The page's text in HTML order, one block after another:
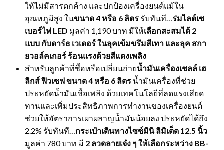
ให้ไม่มีสารตกค้าง และปกป้องเครื่องยนต์แม้ใน
อุณหภูมิสูง ในขนาด4 หรือ 6 ลิตร รับทันที… ร่มไลต์เซ
เบอร์ไฟ LED มูลค่า 1,190 บาท มีให้เลือกสะสมได้ 2
แบบ กับดาร์ธ เวเดอร์ ในลุคเข้มขรึมสีเทา และลุค สกา
ยวอล์คเกอร์ ร้อนแรงด้วยสีแดงเพลิง
สำหรับลูกค้าที่ซื้อหรือเปลี่ยนถ่ายน้ำมันเครื่องเชลล์ เฮ
ลิกส์ ฟิวเซฟ ขนาด4 หรือ 6 ลิตร น้ำมันเครื่องที่ช่วย
ประหยัดน้ำมันเชื้อเพลิง ด้วยเทคโนโลยีที่ลดแรงเสียด
ทานและเพิ่มประสิทธิภาพการทำงานของเครื่องยนต์
ช่วยให้อัตราการเผาผลาญน้ำมันน้อยลง ประหยัดได้ถึง
2.2% รับทันที… กระเป๋าเดินทางไซซ์มินิ ลิมิเต็ด 12.5 นิ้ว
มูลค่า 780 บาท มี 2 ลวดลายเจ๋ง ๆ ให้เลือกระหว่าง BB-